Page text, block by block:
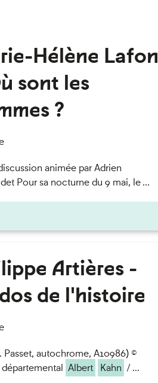
Hélène Lafon
sont les
?
animée par Adrien
Pour sa nocturne du 9 mai, le ...
Artières -
de l'histoire
Passet, autochrome, A10986) ©
Albert Kahn / ...